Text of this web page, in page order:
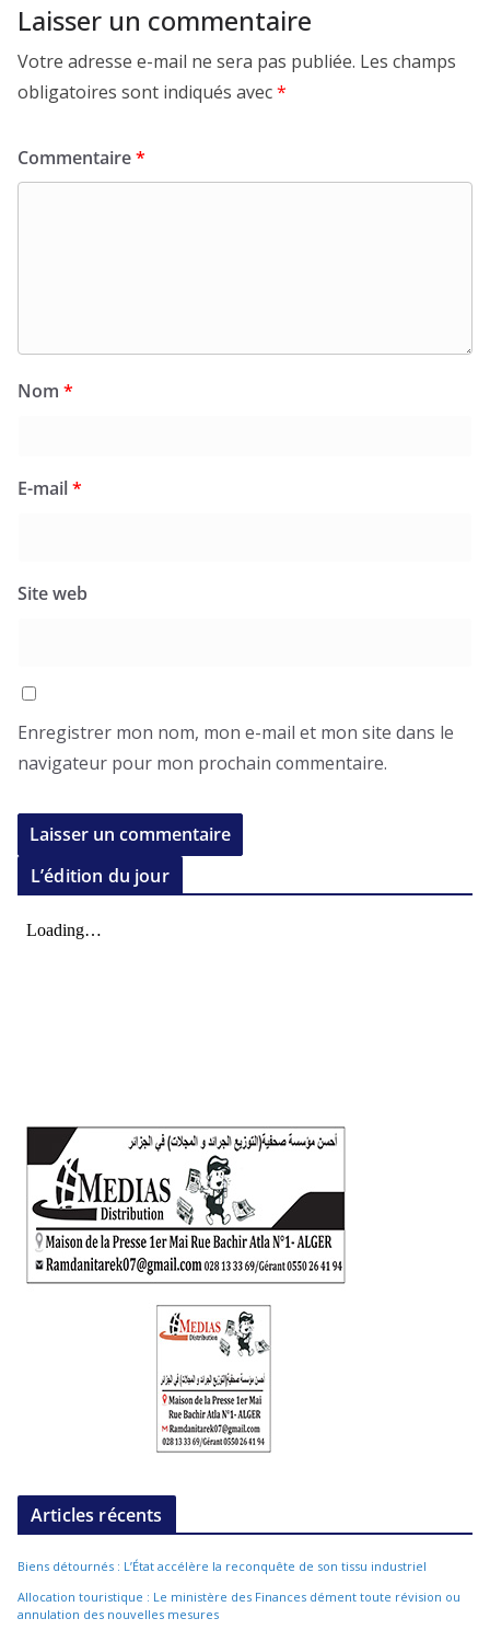
Laisser un commentaire
Votre adresse e-mail ne sera pas publiée. Les champs
obligatoires sont indiqués avec*
Commentaire*
Nom *
E-mail*
Site web
Enregistrer mon nom, mon e-mail et mon site dans le
navigateur pour mon prochain commentaire.
L’édition du jour
Articles récents
Biens détournés : L’État accélère la reconquête de son tissu industriel
Allocation touristique : Le ministère des Finances dément toute révision ou
annulation des nouvelles mesures